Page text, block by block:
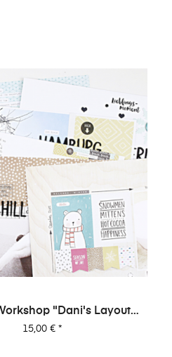
"Dani's Layout
Sixpack" Vol. 1
Preis
15,00 €*